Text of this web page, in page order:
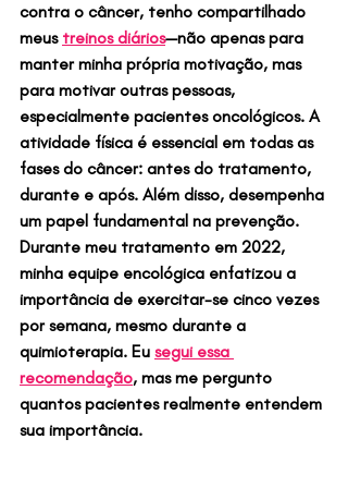
contra o câncer, tenho compartilhado
meus treinos diários—não apenas para
manter minha própria motivação, mas
para motivar outras pessoas,
especialmente pacientes oncológicos. A
atividade física é essencial em todas as
fases do câncer: antes do tratamento,
durante e após. Além disso, desempenha
um papel fundamental na prevenção.
Durante meu tratamento em 2022,
minha equipe encológica enfatizou a
importância de exercitar-se cinco vezes
por semana, mesmo durante a
quimioterapia. Eu segui essa
recomendação, mas me pergunto
quantos pacientes realmente entendem
sua importância.